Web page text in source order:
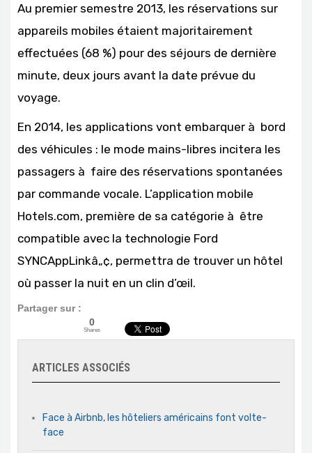
Au premier semestre 2013, les réservations sur
appareils mobiles étaient majoritairement
effectuées (68 %) pour des séjours de dernière
minute, deux jours avant la date prévue du
voyage.
En 2014, les applications vont embarquer à bord
des véhicules : le mode mains-libres incitera les
passagers à faire des réservations spontanées
par commande vocale. L’application mobile
Hotels.com, première de sa catégorie à être
compatible avec la technologie Ford
SYNCAppLinkâ„¢, permettra de trouver un hôtel
où passer la nuit en un clin d’œil.
Partager sur :
0
Shares
ARTICLES ASSOCIÉS
Face à Airbnb, les hôteliers américains font volte-
face